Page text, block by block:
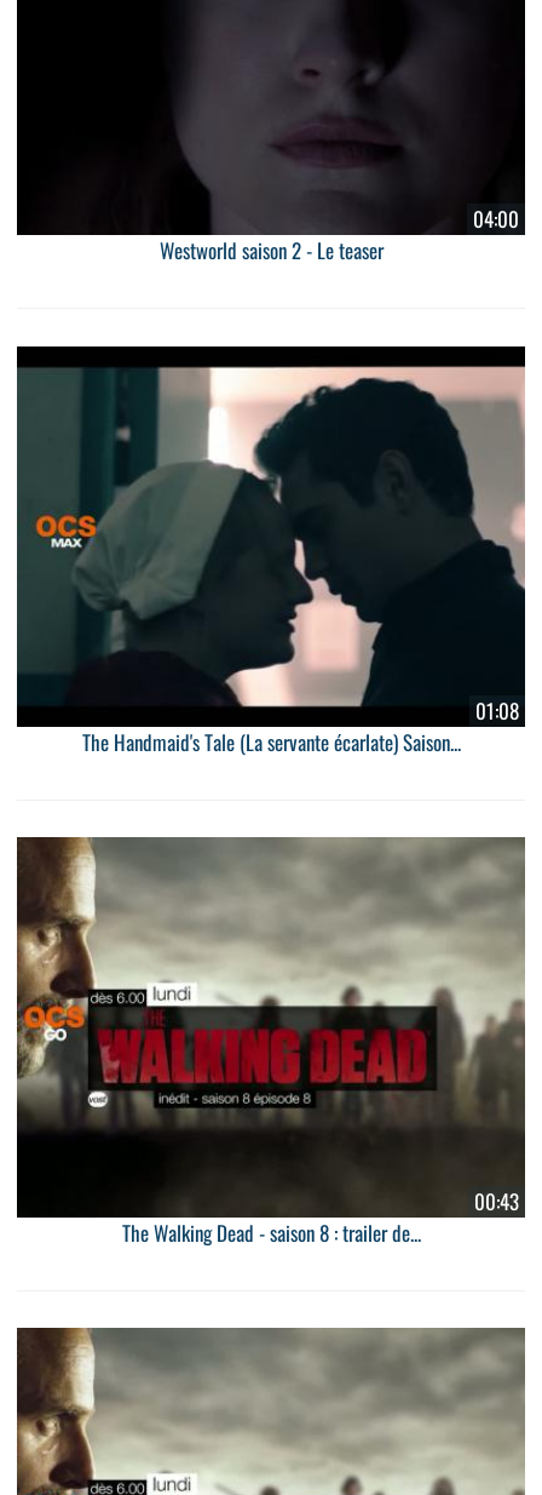
04:00
Westworld saison 2 - Le teaser
01:08
The Handmaid's Tale (La servante écarlate) Saison...
00:43
The Walking Dead - saison 8 : trailer de...